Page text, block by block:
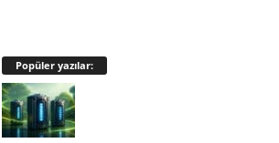
Popüler yazılar: